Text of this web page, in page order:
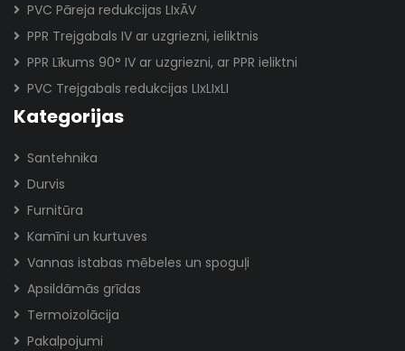
PVC Pāreja redukcijas LIxĀV
PPR Trejgabals IV ar uzgriezni, ieliktnis
PPR Līkums 90° IV ar uzgriezni, ar PPR ieliktni
PVC Trejgabals redukcijas LIxLIxLI
Kategorijas
Santehnika
Durvis
Furnitūra
Kamīni un kurtuves
Vannas istabas mēbeles un spoguļi
Apsildāmās grīdas
Termoizolācija
Pakalpojumi